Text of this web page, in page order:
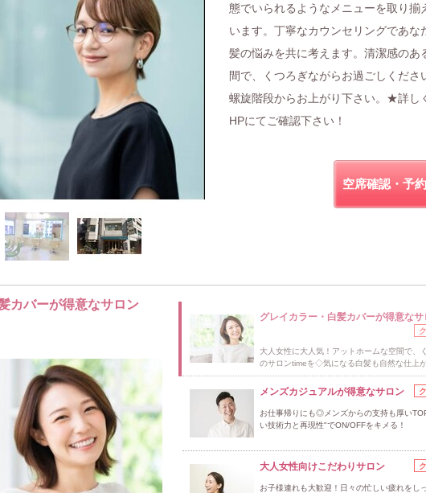
態でいられるようなメニューを取り揃
います。丁寧なカウンセリングであな
髪の悩みを共に考えます。清潔感のあ
間で、くつろぎながらお過ごしくださ
螺旋階段からお上がり下さい。★詳し
HPにてご確認下さい！
空席確認・予
カバーが得意なサロン
グレイカラー・白髪カバーが得意なサ
大人女性に大人気！アットホームな空間で、
のサロンtimeを◇気になる白髪も自然な仕上
メンズカジュアルが得意なサロン
お仕事帰りにも◎メンズからの支持も厚い
い技術力と再現性"でON/OFFをキメる！
大人女性向けこだわりサロン
お子様連れも大歓迎！日々の忙しい疲れをし